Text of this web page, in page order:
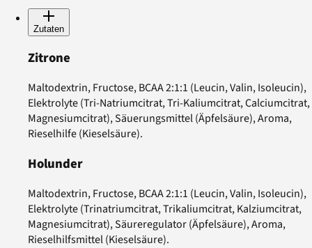
Zutaten
Zitrone
Maltodextrin, Fructose, BCAA 2:1:1 (Leucin, Valin, Isoleucin),
Elektrolyte (Tri-Natriumcitrat, Tri-Kaliumcitrat, Calciumcitrat,
Magnesiumcitrat), Säuerungsmittel (Äpfelsäure), Aroma,
Rieselhilfe (Kieselsäure).
Holunder
Maltodextrin, Fructose, BCAA 2:1:1 (Leucin, Valin, Isoleucin),
Elektrolyte (Trinatriumcitrat, Trikaliumcitrat, Kalziumcitrat,
Magnesiumcitrat), Säureregulator (Äpfelsäure), Aroma,
Rieselhilfsmittel (Kieselsäure).